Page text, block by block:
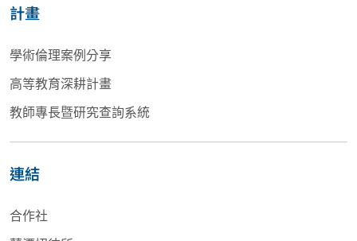
計畫
學術倫理案例分享
高等教育深耕計畫
教師專長暨研究查詢系統
連結
合作社